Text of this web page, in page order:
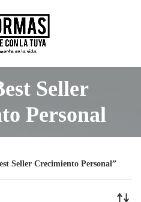
Seller
Personal
Seller Crecimiento Personal”